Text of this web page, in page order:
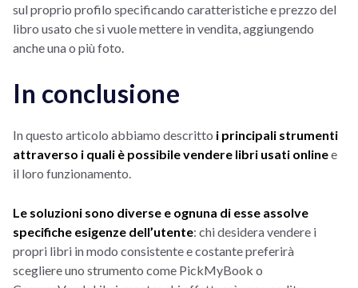
sul proprio profilo specificando caratteristiche e prezzo del
libro usato che si vuole mettere in vendita, aggiungendo
anche una o più foto.
In conclusione
In questo articolo abbiamo descritto i principali strumenti
attraverso i quali è possibile vendere libri usati onlinee
il loro funzionamento.
Le soluzioni sono diverse e ognuna di esse assolve
specifiche esigenze dell’utente: chi desidera vendere i
propri libri in modo consistente e costante preferirà
scegliere uno strumento come PickMyBook o